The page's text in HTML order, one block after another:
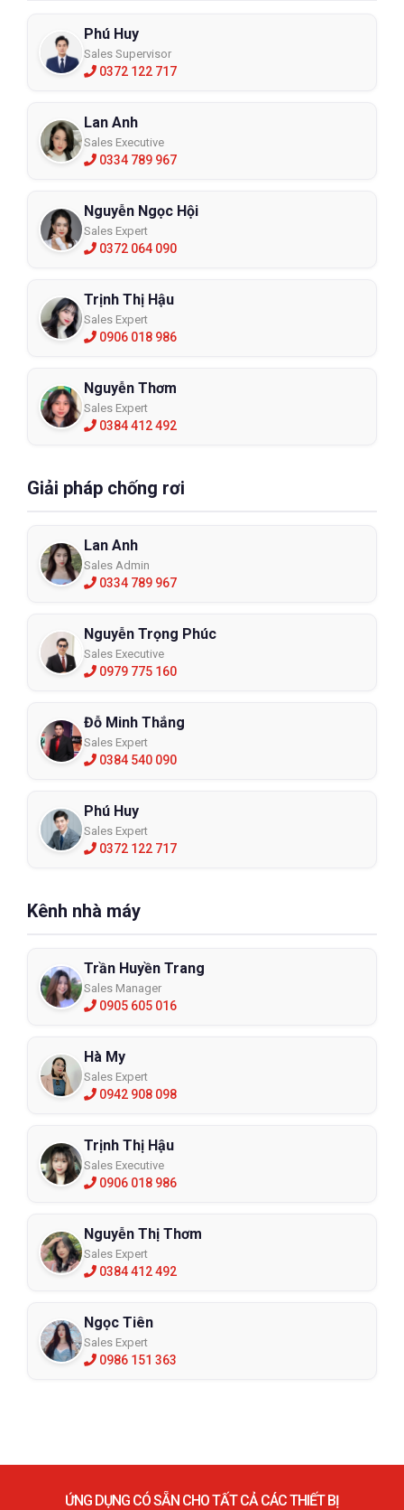
Phú Huy
Sales Supervisor
0372 122 717
Lan Anh
Sales Executive
0334 789 967
Nguyễn Ngọc Hội
Sales Expert
0372 064 090
Trịnh Thị Hậu
Sales Expert
0906 018 986
Nguyễn Thơm
Sales Expert
0384 412 492
Giải pháp chống rơi
Lan Anh
Sales Admin
0334 789 967
Nguyễn Trọng Phúc
Sales Executive
0979 775 160
Đỗ Minh Thắng
Sales Expert
0384 540 090
Phú Huy
Sales Expert
0372 122 717
Kênh nhà máy
Trần Huyền Trang
Sales Manager
0905 605 016
Hà My
Sales Expert
0942 908 098
Trịnh Thị Hậu
Sales Executive
0906 018 986
Nguyễn Thị Thơm
Sales Expert
0384 412 492
Ngọc Tiên
Sales Expert
0986 151 363
ỨNG DỤNG CÓ SẴN CHO TẤT CẢ CÁC THIẾT BỊ